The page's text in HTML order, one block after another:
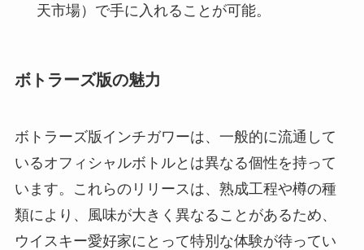
天市場）で手に入れることが可能。
ボトラーズ版の魅力
ボトラーズ版インチガワーは、一般的に流通して
いるオフィシャルボトルとは異なる個性を持って
います。これらのリリースは、熟成工程や樽の種
類により、風味が大きく異なることがあるため、
ウイスキー愛好家にとって特別な体験が待ってい